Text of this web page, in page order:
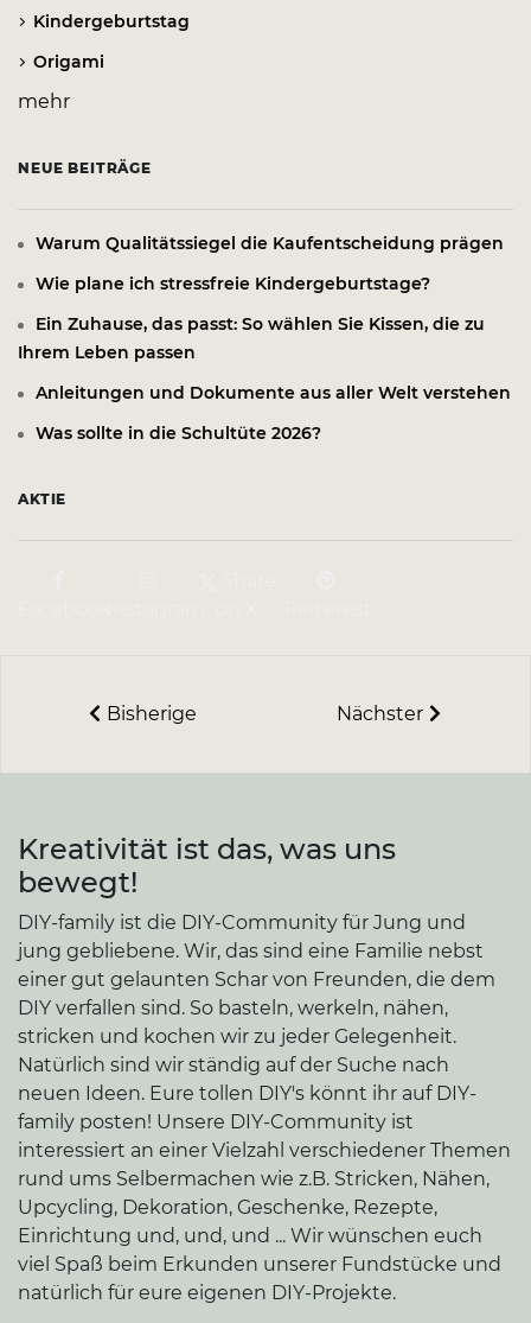
Kindergeburtstag
Origami
mehr
NEUE BEITRÄGE
Warum Qualitätssiegel die Kaufentscheidung prägen
Wie plane ich stressfreie Kindergeburtstage?
Ein Zuhause, das passt: So wählen Sie Kissen, die zu
Ihrem Leben passen
Anleitungen und Dokumente aus aller Welt verstehen
Was sollte in die Schultüte 2026?
AKTIE
Bisherige Nächster
Kreativität ist das, was uns
bewegt!
DIY-family ist die DIY-Community für Jung und
jung gebliebene. Wir, das sind eine Familie nebst
einer gut gelaunten Schar von Freunden, die dem
DIY verfallen sind. So basteln, werkeln, nähen,
stricken und kochen wir zu jeder Gelegenheit.
Natürlich sind wir ständig auf der Suche nach
neuen Ideen. Eure tollen DIY's könnt ihr auf DIY-
family posten! Unsere DIY-Community ist
interessiert an einer Vielzahl verschiedener Themen
rund ums Selbermachen wie z.B. Stricken, Nähen,
Upcycling, Dekoration, Geschenke, Rezepte,
Einrichtung und, und, und ... Wir wünschen euch
viel Spaß beim Erkunden unserer Fundstücke und
natürlich für eure eigenen DIY-Projekte.